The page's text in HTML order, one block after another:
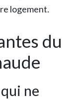
logement.
du
ne